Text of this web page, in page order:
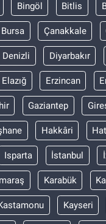
Bingöl Bitlis
Bursa Çanakkale
Denizli Diyarbakır
Elazığ Erzincan
Gaziantep
Hakkâri
Isparta İstanbul
Karabük
Kayseri